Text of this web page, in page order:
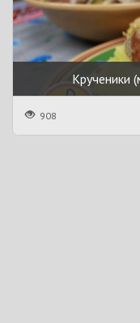
Крученики
908